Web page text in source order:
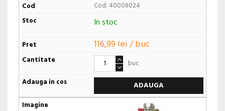
Cod: 40008024
In stoc
116,99 lei / buc
buc
ADAUGA